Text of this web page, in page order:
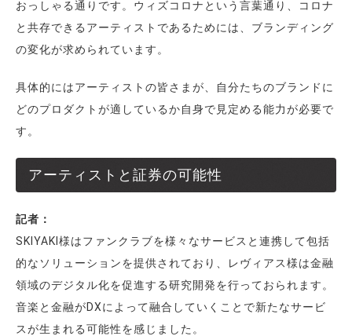
おっしゃる通りです。ウィズコロナという言葉通り、コロナ
と共存できるアーティストであるためには、ブランディング
の変化が求められています。
具体的にはアーティストの皆さまが、自分たちのブランドに
どのプロダクトが適しているか自身で見定める能力が必要で
す。
アーティストと証券の可能性
記者：
SKIYAKI様はファンクラブを様々なサービスと連携して包括
的なソリューションを提供されており、レヴィアス様は金融
領域のデジタル化を促進する研究開発を行っておられます。
音楽と金融がDXによって融合していくことで新たなサービ
スが生まれる可能性を感じました。